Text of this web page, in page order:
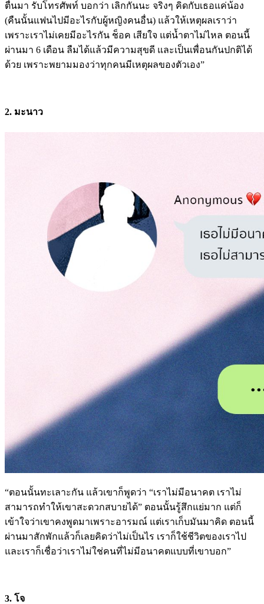
ตื่นมา รับโทรศัพท์ บอกว่า เลิกกันนะ จริงๆ คิดกับเธอแค่น้อง
(คืนนั้นแฟนไปมีอะไรกับผู้หญิงคนอื่น) แล้วให้เหตุผลเราว่า
เพราะเราไม่เคยมีอะไรกัน ช็อค เสียใจ แต่น้ำตาไม่ไหล ตอนนี้
ผ่านมา 6 เดือน ลืมได้แล้วมีความสุขดี และเป็นเพื่อนกันปกติได้
ด้วย เพราะพยามมองว่าทุกคนมีเหตุผลของตัวเอง”
2. มะนาว
“ตอนนั้นทะเลาะกัน แล้วเขาก็พูดว่า “เราไม่มีอนาคต เราไม่
สามารถทำให้เขาสะดวกสบายได้” ตอนนั้นรู้สึกแย่มาก แต่ก็
เข้าใจว่าเขาคงพูดมาเพราะอารมณ์ แต่เราเก็บมันมาคิด ตอนนี้
ผ่านมาสักพักแล้วก็เลยคิดว่าไม่เป็นไร เราก็ใช้ชีวิตของเราไป
และเราก็เชื่อว่าเราไม่ใช่คนที่ไม่มีอนาคตแบบที่เขาบอก”
3. โจ